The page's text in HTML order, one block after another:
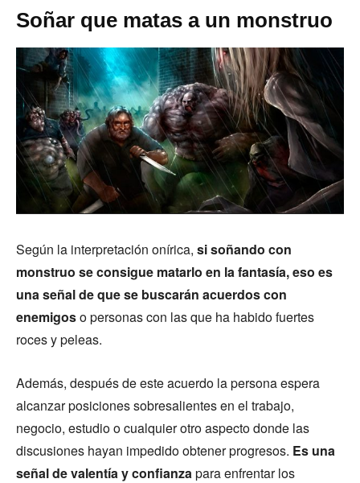
Soñar que matas a un monstruo
Según la interpretación onírica, si soñando con
monstruo se consigue matarlo en la fantasía, eso es
una señal de que se buscarán acuerdos con
enemigoso personas con las que ha habido fuertes
roces y peleas.
Además, después de este acuerdo la persona espera
alcanzar posiciones sobresalientes en el trabajo,
negocio, estudio o cualquier otro aspecto donde las
discusiones hayan impedido obtener progresos. Es una
señal de valentía y confianzapara enfrentar los